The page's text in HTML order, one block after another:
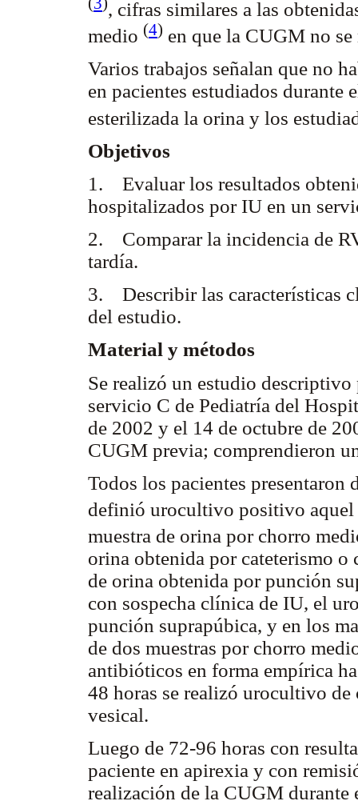
, cifras similares a las
medio (4) en que la CUGM no
Varios trabajos señalan que no
en pacientes estudiados
esterilizada la orina y los
Objetivos
1. Evaluar los resultados
hospitalizados por IU en un
2. Comparar la incidencia de
tardía.
3. Describir las características
del estudio.
Material y métodos
Se realizó un estudio
servicio C de Pediatría del
de 2002 y el 14 de octubre de
CUGM previa; comprendieron
Todos los pacientes
definió urocultivo positivo
muestra de orina por chorro
orina obtenida por cateterismo o
de orina obtenida por punción
con sospecha clínica de IU, el
punción suprapúbica, y en los
de dos muestras por chorro
antibióticos en forma empírica
48 horas se realizó urocultivo
vesical.
Luego de 72-96 horas con
paciente en apirexia y con
realización de la CUGM